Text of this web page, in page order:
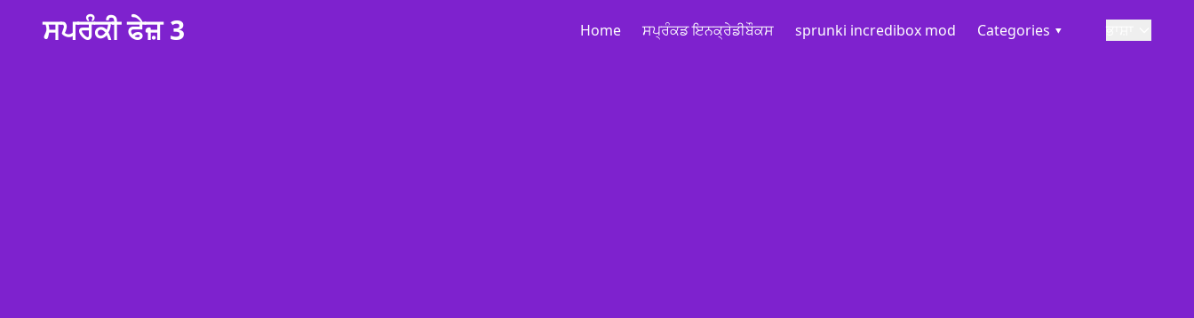
ਸਪਰੰਕੀ ਫੇਜ਼ 3 Home ਸਪ੍ਰੰਕਡ ਇਨਕ੍ਰੇਡੀਬੌਕਸ sprunki incredibox mod Categories ▾